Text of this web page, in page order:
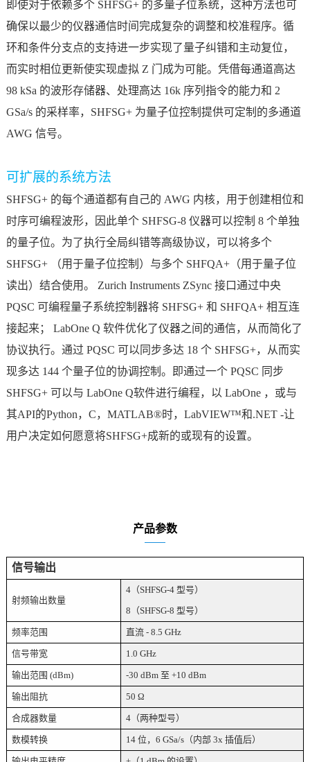
即使对于依赖多个 SHFSG+ 的多量子位系统，这种方法也可
确保以最少的仪器通信时间完成复杂的调整和校准程序。循
环和条件分支点的支持进一步实现了量子纠错和主动复位，
而实时相位更新使实现虚拟 Z 门成为可能。凭借每通道高达
98 kSa 的波形存储器、处理高达 16k 序列指令的能力和 2
GSa/s 的采样率，SHFSG+ 为量子位控制提供可定制的多通道
AWG 信号。
可扩展的系统方法
SHFSG+ 的每个通道都有自己的 AWG 内核，用于创建相位和
时序可编程波形，因此单个 SHFSG-8 仪器可以控制 8 个单独
的量子位。为了执行全局纠错等高级协议，可以将多个
SHFSG+ （用于量子位控制）与多个 SHFQA+（用于量子位
读出）结合使用。 Zurich Instruments ZSync 接口通过中央
PQSC 可编程量子系统控制器将 SHFSG+ 和 SHFQA+ 相互连
接起来； LabOne Q 软件优化了仪器之间的通信，从而简化了
协议执行。通过 PQSC 可以同步多达 18 个 SHFSG+，从而实
现多达 144 个量子位的协调控制。即通过一个 PQSC 同步
SHFSG+ 可以与 LabOne Q软件进行编程，以 LabOne ，或与
其API的Python，C，MATLAB®时，LabVIEW™和.NET -让
用户决定如何愿意将SHFSG+成新的或现有的设置。
产品参数
信号输出
射频输出数量
4（SHFSG-4 型号）
8（SHFSG-8 型号）
频率范围 直流 - 8.5 GHz
信号带宽 1.0 GHz
输出范围 (dBm) -30 dBm 至 +10 dBm
输出阻抗 50 Ω
合成器数量 4（两种型号）
数模转换 14 位，6 GSa/s（内部 3x 插值后）